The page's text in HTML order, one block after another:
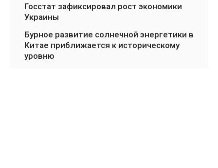
Госстат зафиксировал рост экономики
Украины
Бурное развитие солнечной энергетики в
Китае приближается к историческому
уровню